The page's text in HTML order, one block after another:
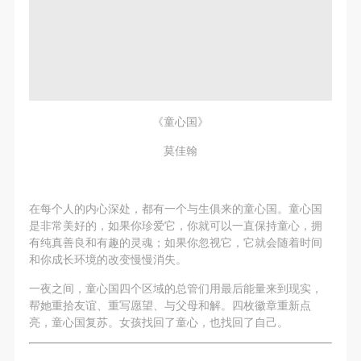
《童心国》
莫佳翰
在每个人的内心深处，都有一个与生俱来的童心国。童心国
是非常美好的，如果你珍爱它，你就可以一直保持童心，拥
有纯真善良和有趣的灵魂；如果你忽视它，它就会随着时间
和你成长环境的改变慢慢消失。
一夜之间，童心国四个区域的总管们用最后能量来到现实，
帮她重拾友谊、重写愿望、与父母和解。四枚徽章重新点
亮，童心国复苏。女孩找回了童心，也找回了自己。